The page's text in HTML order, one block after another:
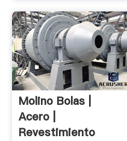
Molino Bolas |
Acero |
Revestimiento